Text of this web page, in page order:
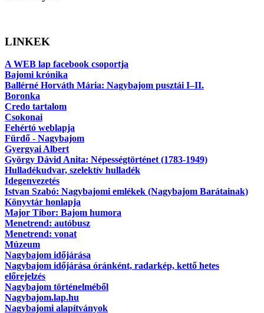
LINKEK
A WEB lap facebook csoportja
Bajomi krónika
Ballérné Horváth Mária: Nagybajom pusztái I–II.
Boronka
Credo tartalom
Csokonai
Fehértó weblapja
Fürdő - Nagybajom
Gyergyai Albert
György Dávid Anita: Népességtörténet (1783-1949)
Hulladékudvar, szelektív hulladék
Idegenvezetés
Istvan Szabó: Nagybajomi emlékek (Nagybajom Barátainak)
Könyvtár honlapja
Major Tibor: Bajom humora
Menetrend: autóbusz
Menetrend: vonat
Múzeum
Nagybajom időjárása
Nagybajom időjárása óránként, radarkép, kettő hetes
előrejelzés
Nagybajom történelméből
Nagybajom.lap.hu
Nagybajomi alapítványok